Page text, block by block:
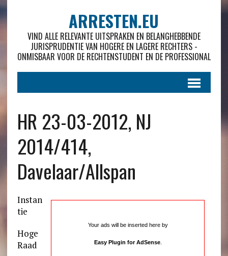
ARRESTEN.EU
VIND ALLE RELEVANTE UITSPRAKEN EN BELANGHEBBENDE
JURISPRUDENTIE VAN HOGERE EN LAGERE RECHTERS -
ONMISBAAR VOOR DE RECHTENSTUDENT EN DE PROFESSIONAL
HR 23-03-2012, NJ
2014/414,
Davelaar/Allspan
Your ads will be inserted here by
Easy Plugin for AdSense.
Instan
tie
Hoge
Raad